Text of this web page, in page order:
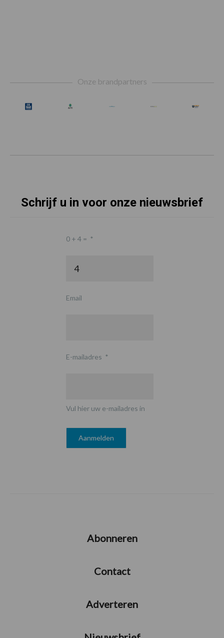
Onze brandpartners
Schrijf u in voor onze nieuwsbrief
0 + 4 = *
Email
E-mailadres *
Vul hier uw e-mailadres in
Abonneren
Contact
Adverteren